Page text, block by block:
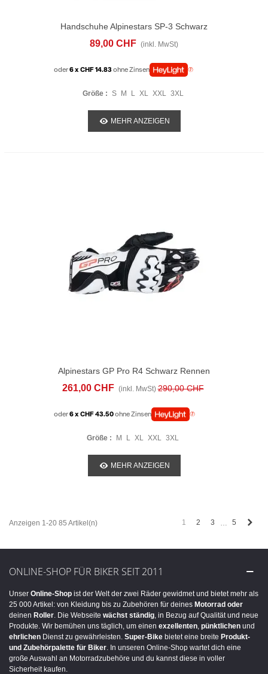
Handschuhe Alpinestars SP-3 Schwarz
89,00 CHF (inkl. MwSt)
oder6 x CHF 14.83ohne Zinsen
Größe : S M L XL XXL 3XL
MEHR ANZEIGEN
Alpinestars GP Pro R4 Schwarz Rennen
Handschuhe Weiss
261,00 CHF (inkl. MwSt) 290,00 CHF
oder6 x CHF 43.50ohne Zinsen
Größe : M L XL XXL 3XL
MEHR ANZEIGEN
Anzeigen 1-20 85 Artikel(n) 1 2 3 5
ONLINE-SHOP FÜR BIKER SEIT 2011
Unser Online-Shop ist der Welt der zwei Räder gewidmet und bietet mehr als
25 000 Artikel: von Kleidung bis zu Zubehören für deines Motorrad oder
deinen Roller. Die Webseite wächst ständig, in Bezug auf Qualität und neue
Produkte. Wir bemühen uns täglich, um einen exzellenten, pünktlichen und
ehrlichen Dienst zu gewährleisten. Super-Bike bietet eine breite Produkt-
und Zubehörpalette für Biker. In unseren Online-Shop wartet dich eine
große Auswahl an Motorradzubehöre und du kannst diese in voller
Sicherheit kaufen.